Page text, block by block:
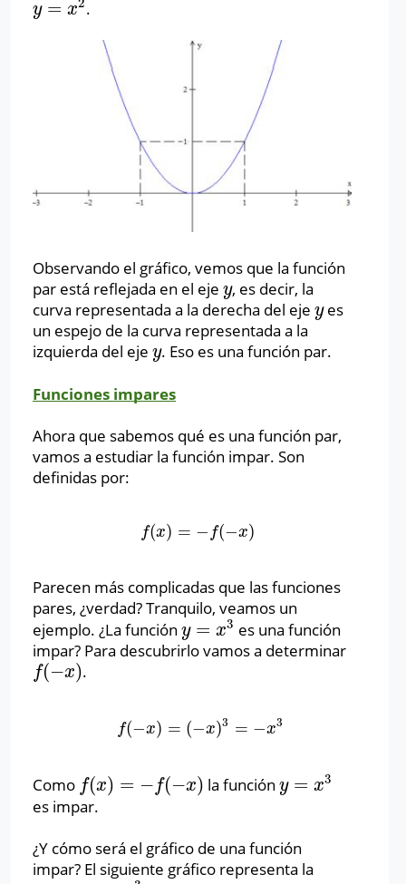
y = x2
y=x2 .
Observando el gráfico, vemos que la función
par está reflejada en el eje y
y, es decir, la
curva representada a la derecha del eje y
yes
un espejo de la curva representada a la
izquierda del eje y
y. Eso es una función par.
Funciones impares
Ahora que sabemos qué es una función par,
vamos a estudiar la función impar. Son
definidas por:
f(x) = − f(−x)
f(x )=− f(−x)
Parecen más complicadas que las funciones
pares, ¿verdad? Tranquilo, veamos un
ejemplo. ¿La función y = x3
y=x3
es una función
impar? Para descubrirlo vamos a determinar
f(−x)
f(−x) .
f(−x) = (−x)3 = −x3
f(−x )=( −x)3=−x 3
Como f(x) = − f(−x)
f(x)=− f(− x) la funcióny = x3
y=x3
es impar.
¿Y cómo será el gráfico de una función
impar? El siguiente gráfico representa la